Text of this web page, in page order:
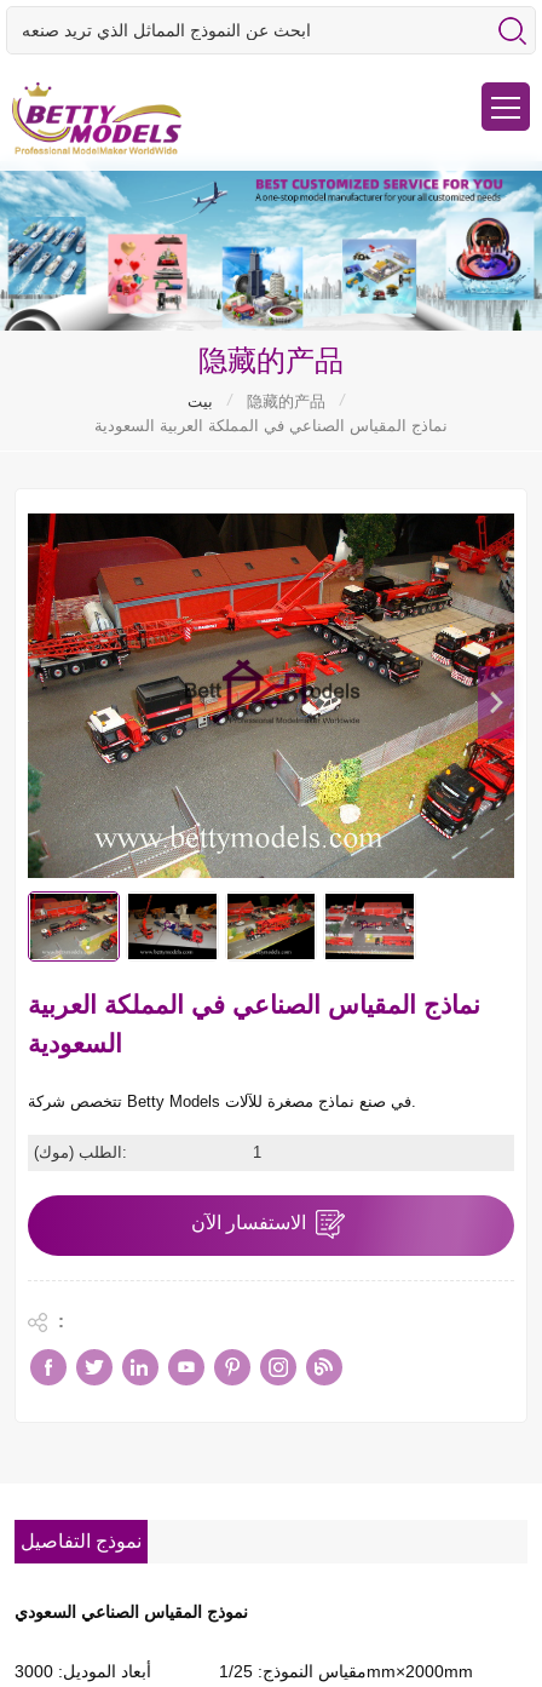
隐藏的产品
بيت / 隐藏的产品
/
نماذج المقياس الصناعي في المملكة العربية السعودية
نماذج المقياس الصناعي في المملكة العربية
السعودية
الطلب (موك): 1
الاستفسار الآن
:
نموذج التفاصيل
نموذج المقياس الصناعي السعودي
مقياس النموذج: 1/25أبعاد الموديل: 3000mm×2000mm